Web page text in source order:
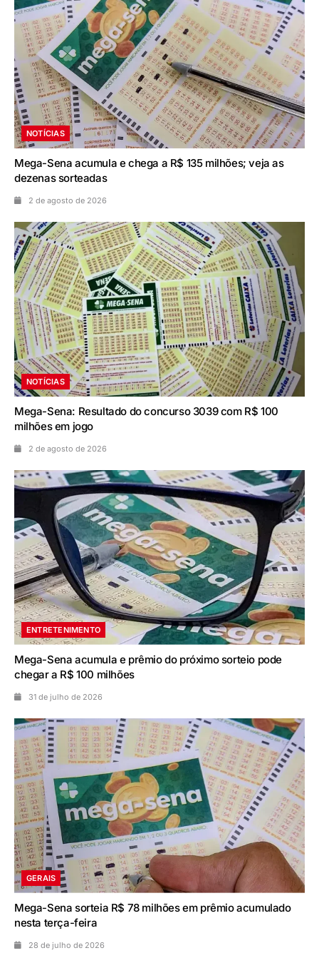
NOTÍCIAS
Mega-Sena acumula e chega a R$ 135 milhões; veja as
dezenas sorteadas
2 de agosto de 2026
NOTÍCIAS
Mega-Sena: Resultado do concurso 3039 com R$ 100
milhões em jogo
2 de agosto de 2026
ENTRETENIMENTO
Mega-Sena acumula e prêmio do próximo sorteio pode
chegar a R$ 100 milhões
31 de julho de 2026
GERAIS
Mega-Sena sorteia R$ 78 milhões em prêmio acumulado
nesta terça-feira
28 de julho de 2026